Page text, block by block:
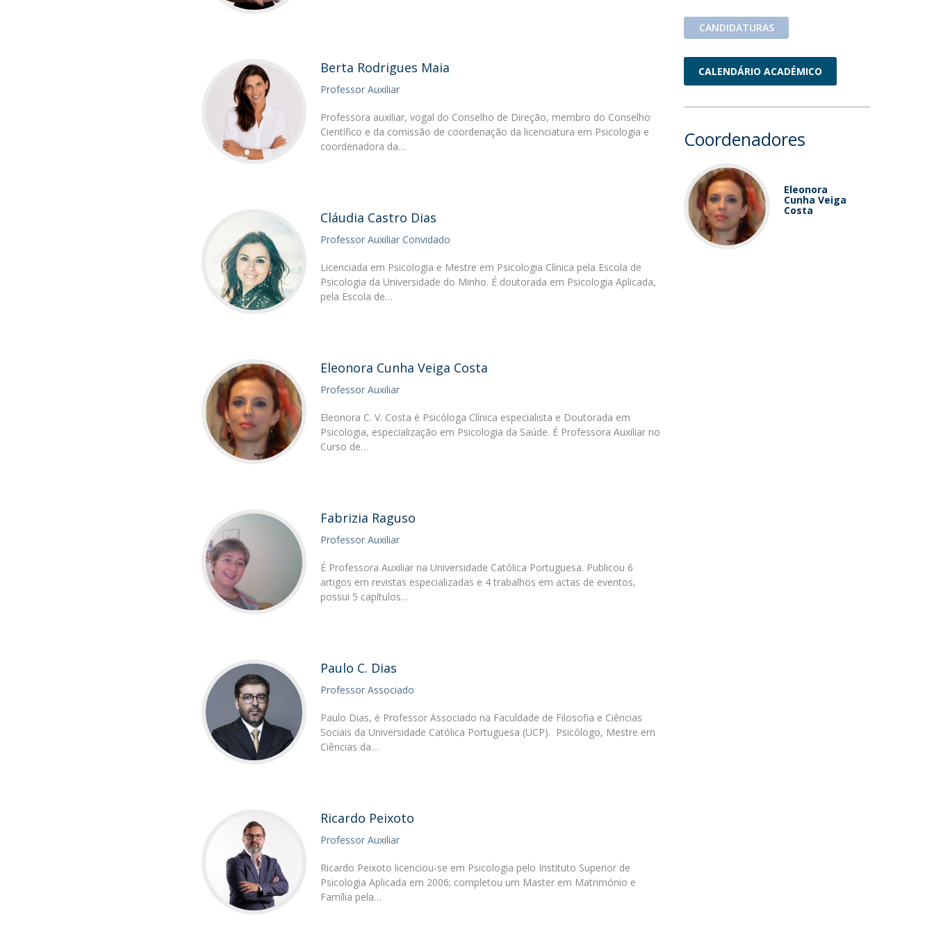
Berta Rodrigues Maia
Professor Auxiliar
Professora auxiliar, vogal do Conselho de Direção, membro do Conselho
Científico e da comissão de coordenação da licenciatura em Psicologia e
coordenadora da…
Cláudia Castro Dias
Professor Auxiliar Convidado
Licenciada em Psicologia e Mestre em Psicologia Clínica pela Escola de
Psicologia da Universidade do Minho. É doutorada em Psicologia Aplicada,
pela Escola de…
Eleonora Cunha Veiga Costa
Professor Auxiliar
Eleonora C. V. Costa é Psicóloga Clínica especialista e Doutorada em
Psicologia, especialização em Psicologia da Saúde. É Professora Auxiliar no
Curso de…
Fabrizia Raguso
Professor Auxiliar
É Professora Auxiliar na Universidade Católica Portuguesa. Publicou 6
artigos em revistas especializadas e 4 trabalhos em actas de eventos,
possui 5 capítulos…
Paulo C. Dias
Professor Associado
Paulo Dias, é Professor Associado na Faculdade de Filosofia e Ciências
Sociais da Universidade Católica Portuguesa (UCP). Psicólogo, Mestre em
Ciências da…
Ricardo Peixoto
Professor Auxiliar
Ricardo Peixoto licenciou-se em Psicologia pelo Instituto Superior de
Psicologia Aplicada em 2006; completou um Master em Matrimónio e
Família pela…
CANDIDATURAS
CALENDÁRIO ACADÉMICO
Coordenadores
Eleonora
Cunha Veiga
Costa